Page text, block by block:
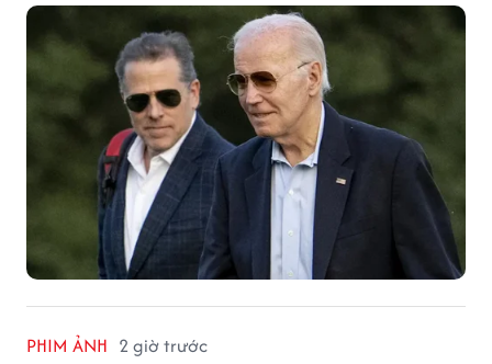
PHIM ẢNH 2 giờ trước